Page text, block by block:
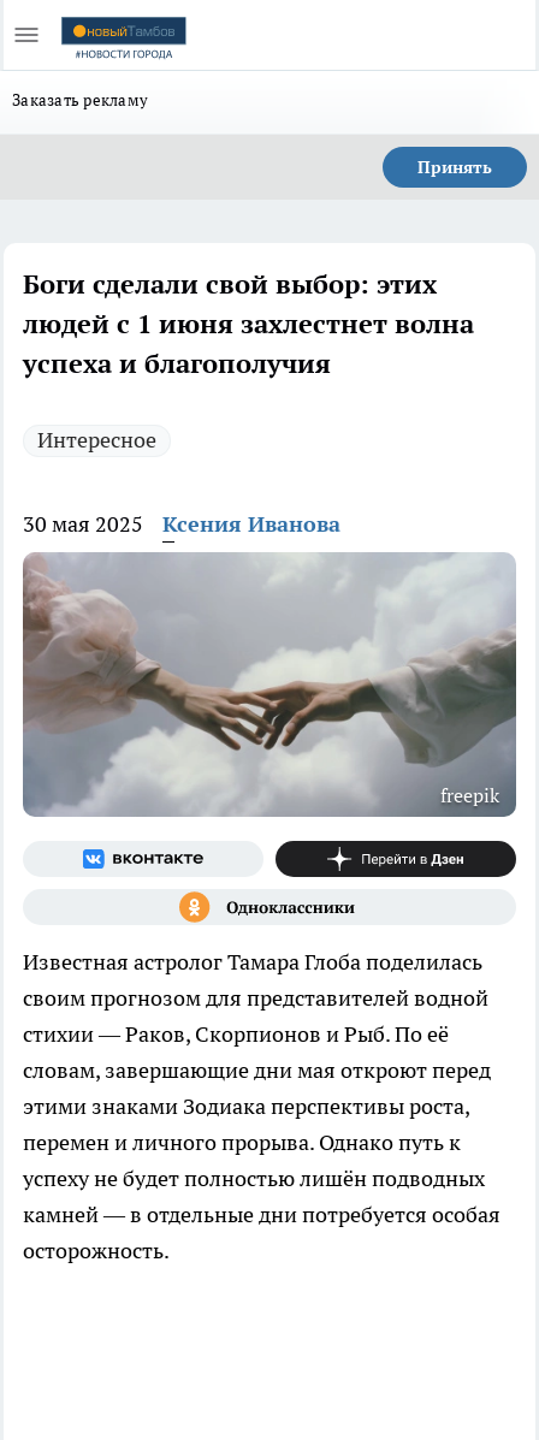
Заказать рекламу
Принять
Боги сделали свой выбор: этих
людей с 1 июня захлестнет волна
успеха и благополучия
Интересное
30 мая 2025 Ксения Иванова
freepik
Известная астролог Тамара Глоба поделилась
своим прогнозом для представителей водной
стихии — Раков, Скорпионов и Рыб. По её
словам, завершающие дни мая откроют перед
этими знаками Зодиака перспективы роста,
перемен и личного прорыва. Однако путь к
успеху не будет полностью лишён подводных
камней — в отдельные дни потребуется особая
осторожность.